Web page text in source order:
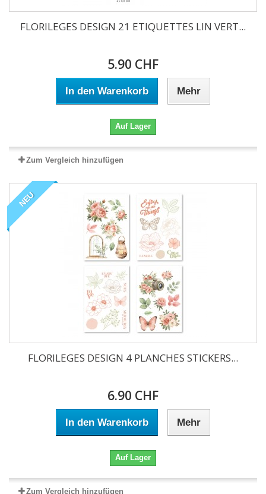
FLORILEGES DESIGN 21 ETIQUETTES LIN VERT...
5.90 CHF
In den Warenkorb Mehr
Auf Lager
Zum Vergleich hinzufügen
NEU
FLORILEGES DESIGN 4 PLANCHES STICKERS...
6.90 CHF
In den Warenkorb Mehr
Auf Lager
Zum Vergleich hinzufügen